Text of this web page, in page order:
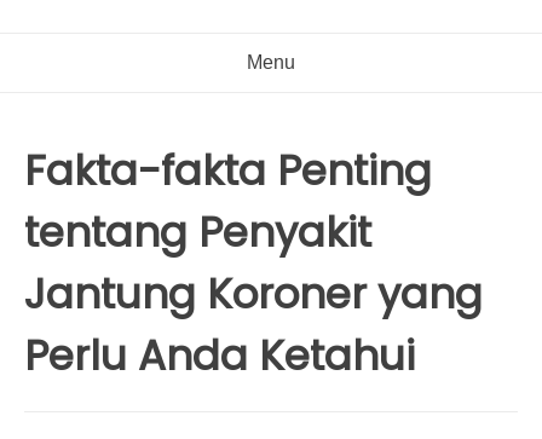
Menu
Fakta-fakta Penting
tentang Penyakit
Jantung Koroner yang
Perlu Anda Ketahui